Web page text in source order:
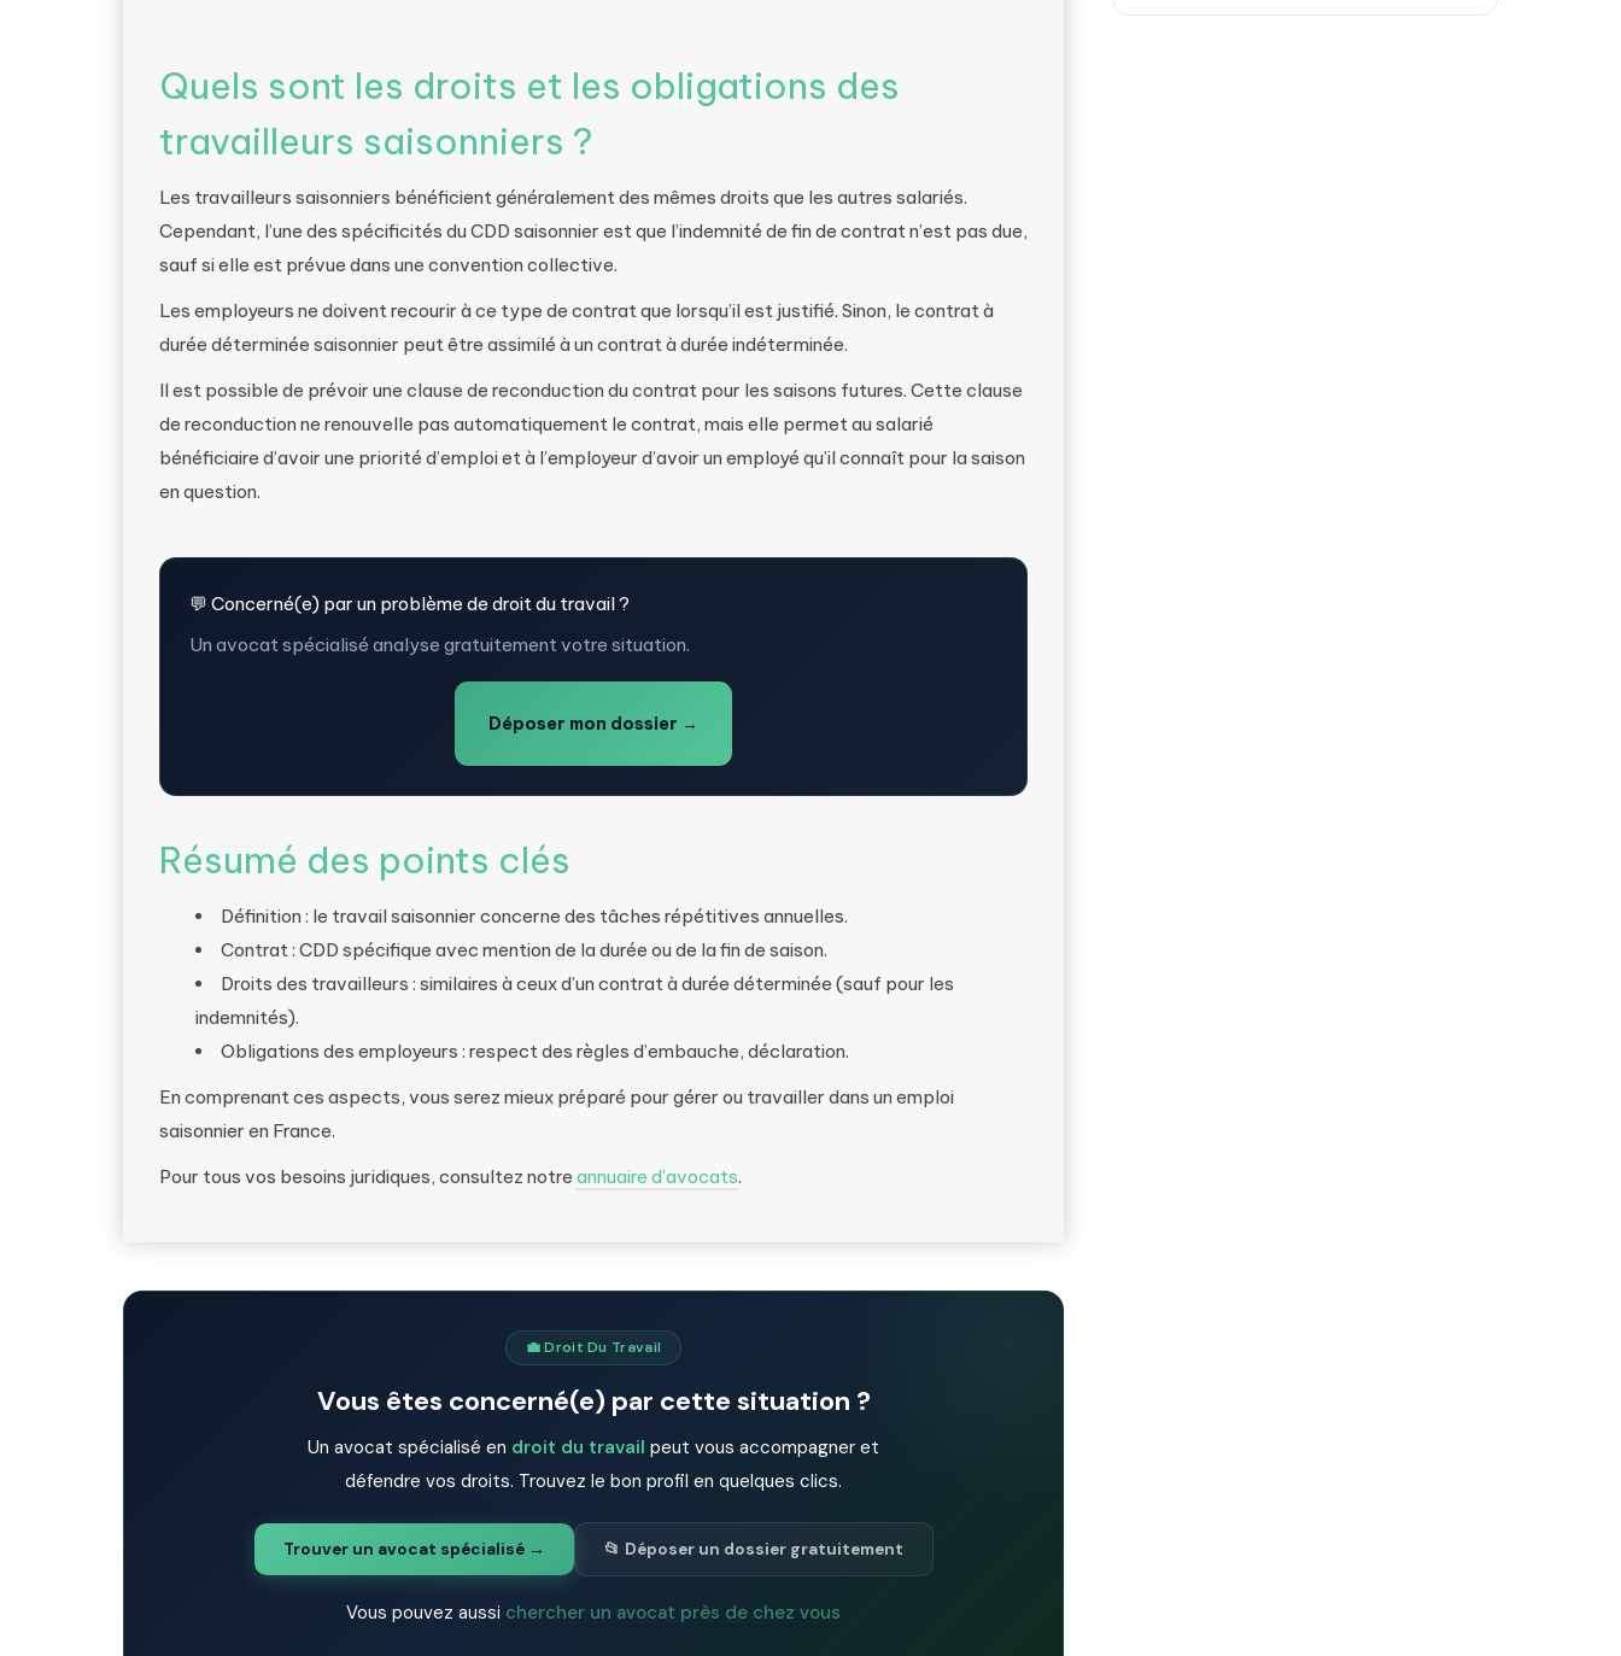
Quels sont les droits et les obligations des
travailleurs saisonniers ?
Les travailleurs saisonniers bénéficient généralement des mêmes droits que les autres salariés.
Cependant, l’une des spécificités du CDD saisonnier est que l’indemnité de fin de contrat n’est pas due,
sauf si elle est prévue dans une convention collective.
Les employeurs ne doivent recourir à ce type de contrat que lorsqu’il est justifié. Sinon, le contrat à
durée déterminée saisonnier peut être assimilé à un contrat à durée indéterminée.
Il est possible de prévoir une clause de reconduction du contrat pour les saisons futures. Cette clause
de reconduction ne renouvelle pas automatiquement le contrat, mais elle permet au salarié
bénéficiaire d’avoir une priorité d’emploi et à l’employeur d’avoir un employé qu’il connaît pour la saison
en question.
💬 Concerné(e) par un problème de droit du travail ?
Un avocat spécialisé analyse gratuitement votre situation.
Déposer mon dossier →
Résumé des points clés
Définition : le travail saisonnier concerne des tâches répétitives annuelles.
Contrat : CDD spécifique avec mention de la durée ou de la fin de saison.
Droits des travailleurs : similaires à ceux d’un contrat à durée déterminée (sauf pour les
indemnités).
Obligations des employeurs : respect des règles d’embauche, déclaration.
En comprenant ces aspects, vous serez mieux préparé pour gérer ou travailler dans un emploi
saisonnier en France.
Pour tous vos besoins juridiques, consultez notre annuaire d’avocats.
💼 Droit Du Travail
Vous êtes concerné(e) par cette situation ?
Un avocat spécialisé en droit du travail peut vous accompagner et
défendre vos droits. Trouvez le bon profil en quelques clics.
Trouver un avocat spécialisé → 📂 Déposer un dossier gratuitement
Vous pouvez aussi chercher un avocat près de chez vous